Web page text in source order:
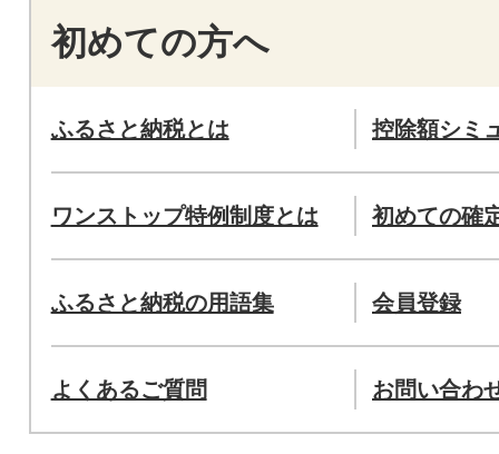
初めての方へ
ふるさと納税とは 控除額シミ
ワンストップ特例制度とは 初めての確
ふるさと納税の用語集 会員登録
よくあるご質問 お問い合わ